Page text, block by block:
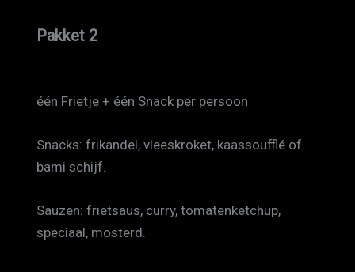
Pakket 2
één Frietje + één Snack per persoon
Snacks: frikandel, vleeskroket, kaassoufflé of
bami schijf.
Sauzen: frietsaus, curry, tomatenketchup,
speciaal, mosterd.